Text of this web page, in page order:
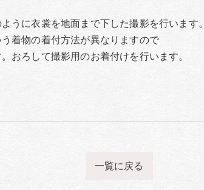
うに衣裳を地面まで下した撮影を行います。
着物の着付方法が異なりますので
おろして撮影用のお着付けを行います。
一覧に戻る